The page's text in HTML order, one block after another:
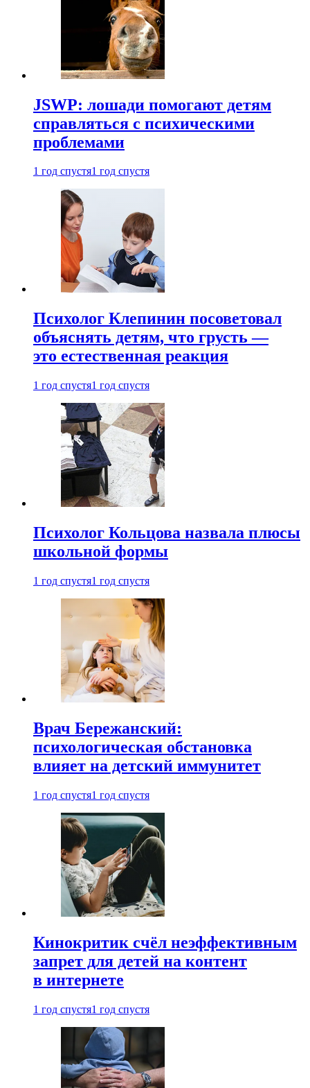
JSWP: лошади помогают детям
справляться с психическими
проблемами
1 год спустя1 год спустя
Психолог Клепинин посоветовал
объяснять детям, что грусть —
это естественная реакция
1 год спустя1 год спустя
Психолог Кольцова назвала плюсы
школьной формы
1 год спустя1 год спустя
Врач Бережанский:
психологическая обстановка
влияет на детский иммунитет
1 год спустя1 год спустя
Кинокритик счёл неэффективным
запрет для детей на контент
в интернете
1 год спустя1 год спустя